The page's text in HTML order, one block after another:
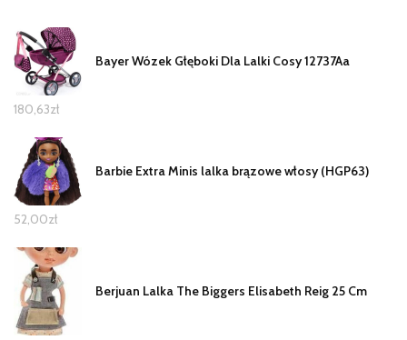
Bayer Wózek Głęboki Dla Lalki Cosy 12737Aa
180,63zł
Barbie Extra Minis lalka brązowe włosy (HGP63)
52,00zł
Berjuan Lalka The Biggers Elisabeth Reig 25 Cm